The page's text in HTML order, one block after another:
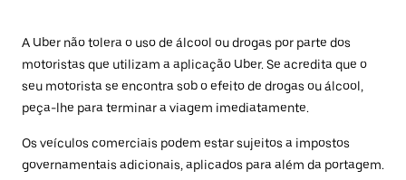
A Uber não tolera o uso de álcool ou drogas por parte dos
motoristas que utilizam a aplicação Uber. Se acredita que o
seu motorista se encontra sob o efeito de drogas ou álcool,
peça-lhe para terminar a viagem imediatamente.
Os veículos comerciais podem estar sujeitos a impostos
governamentais adicionais, aplicados para além da portagem.